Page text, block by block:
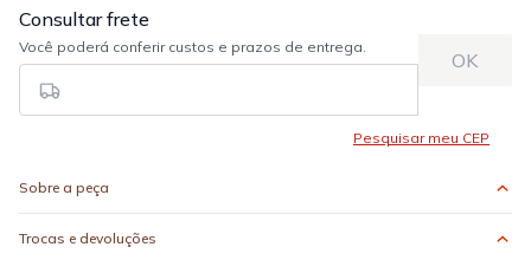
Sobre a peça
Trocas e devoluções